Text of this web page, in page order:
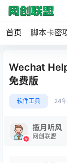
首页 脚本卡密
Wechat
免费版
软件工具 24
揽月听风
网创联盟